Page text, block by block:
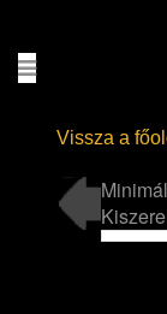
Vissza a